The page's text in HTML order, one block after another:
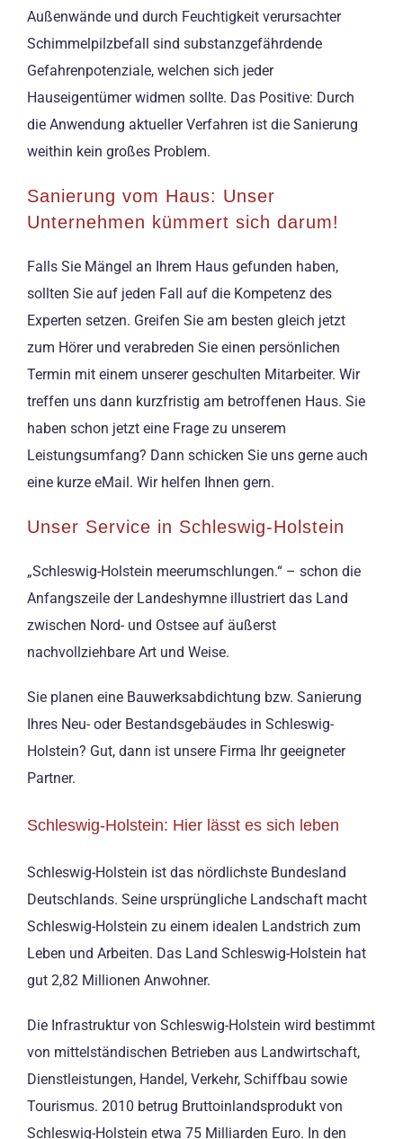
Außenwände und durch Feuchtigkeit verursachter
Schimmelpilzbefall sind substanzgefährdende
Gefahrenpotenziale, welchen sich jeder
Hauseigentümer widmen sollte. Das Positive: Durch
die Anwendung aktueller Verfahren ist die Sanierung
weithin kein großes Problem.
Sanierung vom Haus: Unser
Unternehmen kümmert sich darum!
Falls Sie Mängel an Ihrem Haus gefunden haben,
sollten Sie auf jeden Fall auf die Kompetenz des
Experten setzen. Greifen Sie am besten gleich jetzt
zum Hörer und verabreden Sie einen persönlichen
Termin mit einem unserer geschulten Mitarbeiter. Wir
treffen uns dann kurzfristig am betroffenen Haus. Sie
haben schon jetzt eine Frage zu unserem
Leistungsumfang? Dann schicken Sie uns gerne auch
eine kurze eMail. Wir helfen Ihnen gern.
Unser Service in Schleswig-Holstein
„Schleswig-Holstein meerumschlungen.“ – schon die
Anfangszeile der Landeshymne illustriert das Land
zwischen Nord- und Ostsee auf äußerst
nachvollziehbare Art und Weise.
Sie planen eine Bauwerksabdichtung bzw. Sanierung
Ihres Neu- oder Bestandsgebäudes in Schleswig-
Holstein? Gut, dann ist unsere Firma Ihr geeigneter
Partner.
Schleswig-Holstein: Hier lässt es sich leben
Schleswig-Holstein ist das nördlichste Bundesland
Deutschlands. Seine ursprüngliche Landschaft macht
Schleswig-Holstein zu einem idealen Landstrich zum
Leben und Arbeiten. Das Land Schleswig-Holstein hat
gut 2,82 Millionen Anwohner.
Die Infrastruktur von Schleswig-Holstein wird bestimmt
von mittelständischen Betrieben aus Landwirtschaft,
Dienstleistungen, Handel, Verkehr, Schiffbau sowie
Tourismus. 2010 betrug Bruttoinlandsprodukt von
Schleswig-Holstein etwa 75 Milliarden Euro. In den